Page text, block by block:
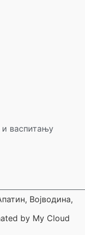
васпитању
Војводина,
by My Cloud